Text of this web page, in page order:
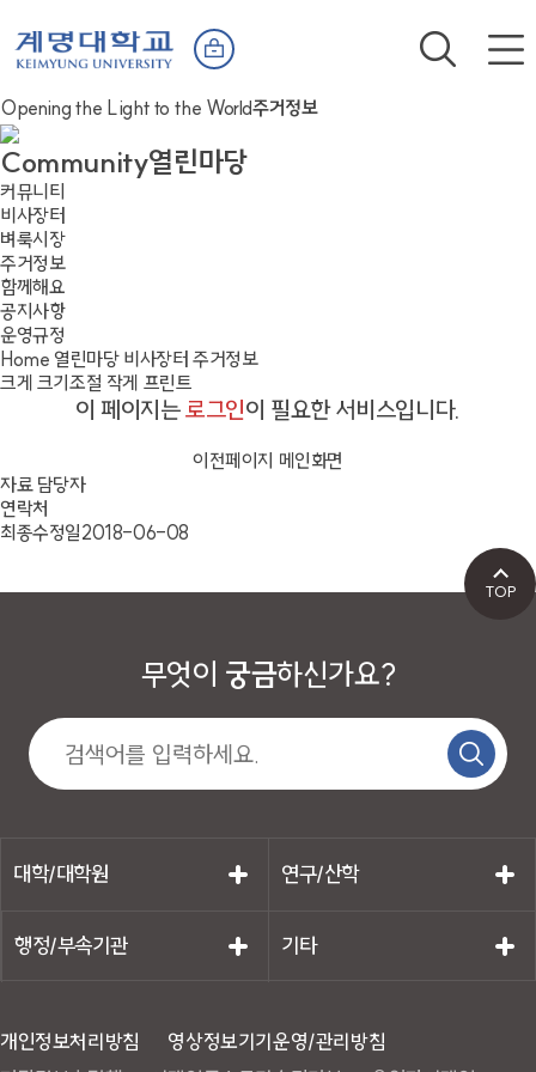
Opening the Light to the World주거정보
Community열린마당
커뮤니티
비사장터
벼룩시장
주거정보
함께해요
공지사항
운영규정
Home 열린마당 비사장터 주거정보
크게 크기조절 작게 프린트
이 페이지는로그인이 필요한 서비스입니다.
이전페이지 메인화면
자료 담당자
연락처
최종수정일2018-06-08
무엇이 궁금하신가요?
대학/대학원 연구/산학
행정/부속기관 기타
개인정보처리방침
영상정보기기운영/관리방침
TOP